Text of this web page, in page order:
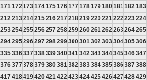
171 172 173174175176177178179180181 182 183
212 213214215216217218219220221 222 223224
253254255256257258259260261 262 263264265
294295296297298299300301 302 303304305306
335336337338339340341 342 343344345346347
376377378379380381 382 383384385386387388
417418419420421 422 423424425426427428429